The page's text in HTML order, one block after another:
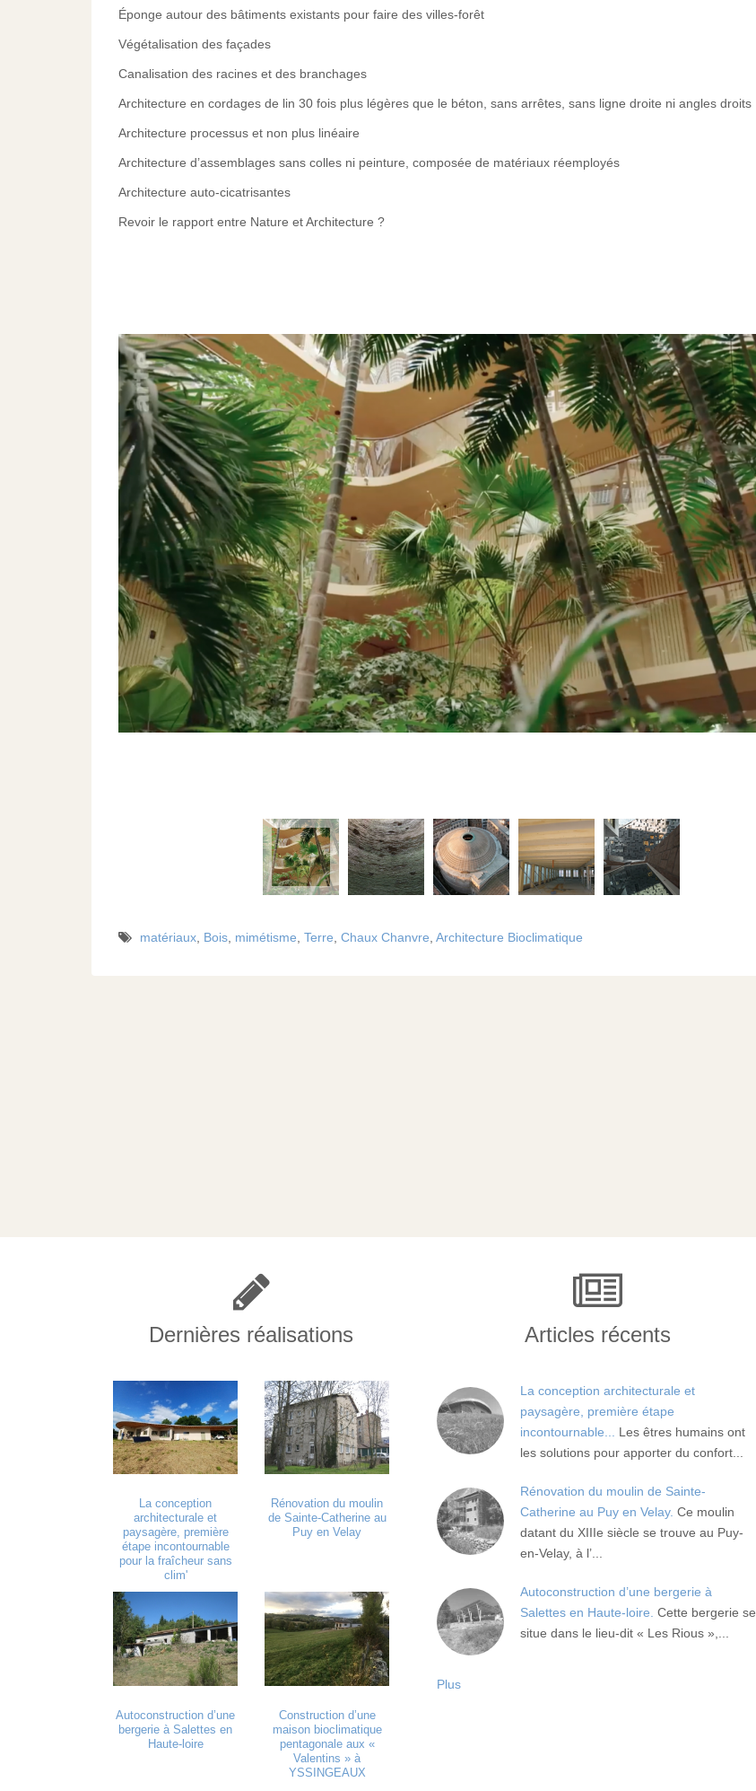
Éponge autour des bâtiments existants pour faire des villes-forêt
Végétalisation des façades
Canalisation des racines et des branchages
Architecture en cordages de lin 30 fois plus légères que le béton, sans arrêtes, sans ligne droite ni angles droits
Architecture processus et non plus linéaire
Architecture d’assemblages sans colles ni peinture, composée de matériaux réemployés
Architecture auto-cicatrisantes
Revoir le rapport entre Nature et Architecture ?
matériaux, Bois, mimétisme, Terre, Chaux Chanvre, Architecture Bioclimatique
Dernières réalisations
La conception
architecturale et
paysagère, première
étape incontournable
pour la fraîcheur sans
clim'
Rénovation du moulin
de Sainte-Catherine au
Puy en Velay
Autoconstruction d’une
bergerie à Salettes en
Haute-loire
Construction d’une
maison bioclimatique
pentagonale aux «
Valentins » à
YSSINGEAUX
Articles récents
La conception architecturale et
paysagère, première étape
incontournable...
Les êtres humains ont
les solutions pour apporter du confort...
Rénovation du moulin de Sainte-
Catherine au Puy en Velay. Ce moulin
datant du XIIIe siècle se trouve au Puy-
en-Velay, à l’...
Autoconstruction d’une bergerie à
Salettes en Haute-loire. Cette bergerie se
situe dans le lieu-dit « Les Rious »,...
Plus